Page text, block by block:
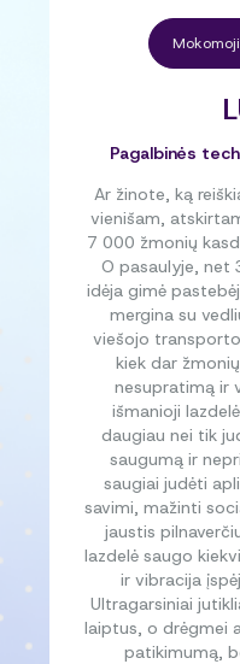
Pagalbinės
Ar žinote, ką
vienišam,
7 000 žmonių
O pasaulyje, net
idėja gimė
mergina su
viešojo
kiek dar
nesupratimą ir
išmanioji
daugiau nei tik
saugumą ir
saugiai judėti
savimi, mažinti
jaustis
lazdelė saugo
ir vibracija
Ultragarsiniai
laiptus, o drėgmei
patikimumą,